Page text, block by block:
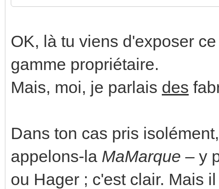
OK, là tu viens d'exposer
gamme propriétaire.
Mais, moi, je parlais des
Dans ton cas pris
appelons-la MaMarque – y
ou Hager ; c'est clair. Mais